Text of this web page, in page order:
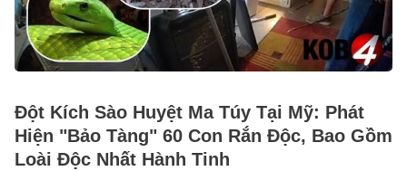
Đột Kích Sào Huyệt Ma Túy Tại Mỹ: Phát
Hiện "Bảo Tàng" 60 Con Rắn Độc, Bao Gồm
Loài Độc Nhất Hành Tinh